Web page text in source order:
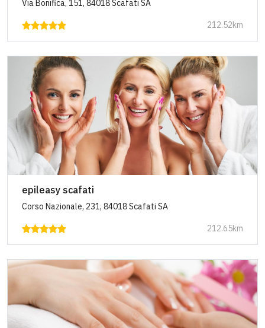
Via Bonifica, 151, 84018 Scafati SA
212.52km
epileasy scafati
Corso Nazionale, 231, 84018 Scafati SA
212.65km